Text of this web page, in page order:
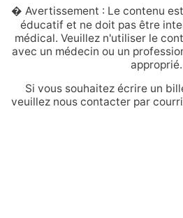
� Avertissement : Le contenu
éducatif et ne doit pas être
médical. Veuillez n'utiliser le
avec un médecin ou un
approprié.
Si vous souhaitez écrire un
veuillez nous contacter par